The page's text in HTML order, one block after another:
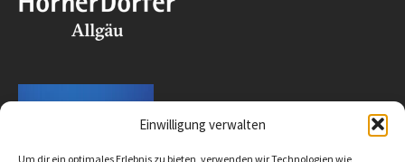
Einwilligung verwalten
Um dir ein optimales Erlebnis zu bieten, verwenden wir Technologien wie